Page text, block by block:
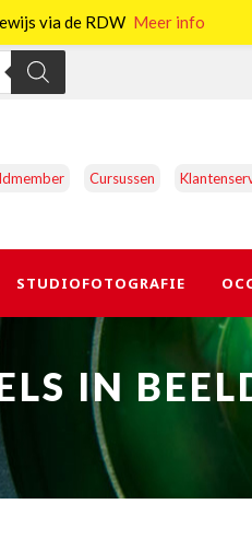
Cursussen
STUDIOFOTOGRAFIE
IN
via de RDW Meer info